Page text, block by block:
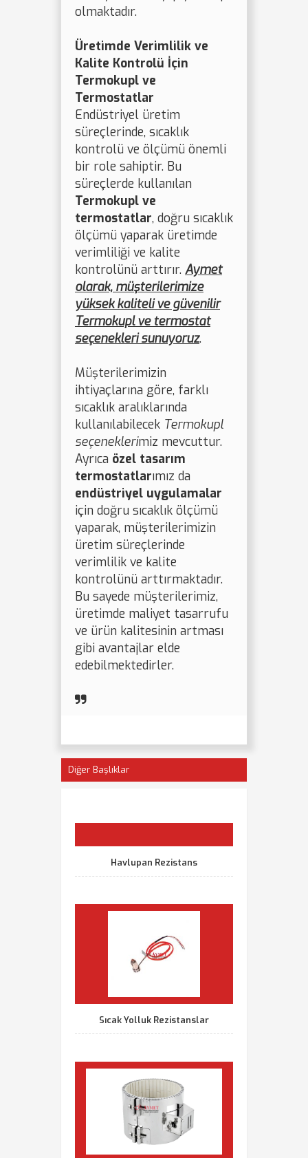
olmaktadır.
Üretimde Verimlilik ve
Kalite Kontrolü İçin
Termokupl ve
Termostatlar
Endüstriyel üretim
süreçlerinde, sıcaklık
kontrolü ve ölçümü önemli
bir role sahiptir. Bu
süreçlerde kullanılan
Termokupl ve
termostatlar, doğru sıcaklık
ölçümü yaparak üretimde
verimliliği ve kalite
kontrolünü arttırır. Aymet
olarak, müşterilerimize
yüksek kaliteli ve güvenilir
Termokupl ve termostat
seçenekleri sunuyoruz.
Müşterilerimizin
ihtiyaçlarına göre, farklı
sıcaklık aralıklarında
kullanılabilecek Termokupl
seçeneklerimiz mevcuttur.
Ayrıca özel tasarım
termostatlarımız da
endüstriyel uygulamalar
için doğru sıcaklık ölçümü
yaparak, müşterilerimizin
üretim süreçlerinde
verimlilik ve kalite
kontrolünü arttırmaktadır.
Bu sayede müşterilerimiz,
üretimde maliyet tasarrufu
ve ürün kalitesinin artması
gibi avantajlar elde
edebilmektedirler.
Diğer Başlıklar
Havlupan Rezistans
Sıcak Yolluk Rezistanslar